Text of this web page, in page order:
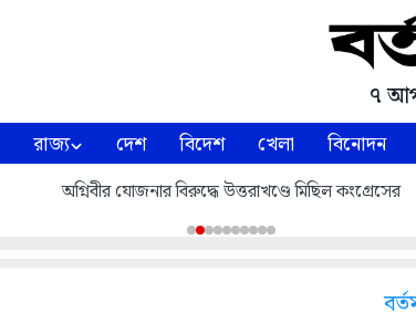
৭
রাজ্য দেশ বিদেশ খেলা বিনোদন
অগ্নিবীর যোজনার বিরুদ্ধে উত্তরাখণ্ডে মিছিল কংগ্রেসের